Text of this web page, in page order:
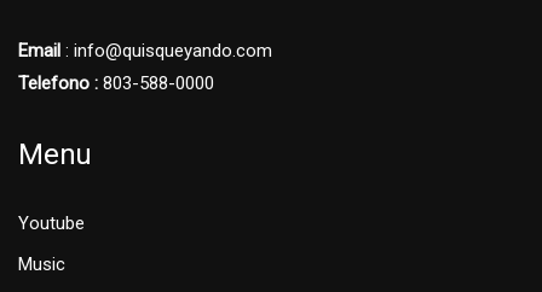
Email : info@quisqueyando.com
Telefono : 803-588-0000
Menu
Youtube
Music